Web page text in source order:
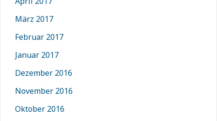
März 2017
Februar 2017
Januar 2017
Dezember 2016
November 2016
Oktober 2016